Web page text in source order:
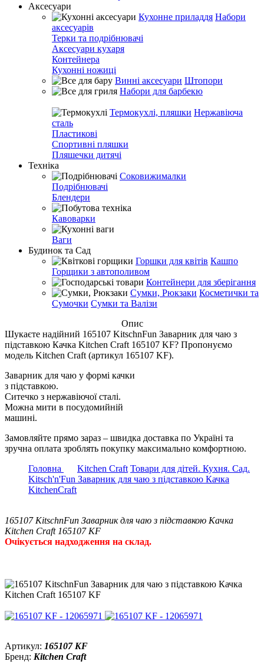
Аксесуари
Кухонне приладдя Набори
аксесуарів
Терки та подрібнювачі
Аксесуари кухаря
Контейнера
Кухонні ножиці
Винні аксесуари Штопори
Набори для барбекю
Термокухлі, пляшки Нержавіюча
сталь
Пластикові
Спортивні пляшки
Пляшечки дитячі
Техніка
Соковижималки
Подрібнювачі
Блендери
Кавоварки
Ваги
Будинок та Сад
Горшки для квітів Кашпо
Горщики з автополивом
Контейнери для зберігання
Сумки, Рюкзаки Косметички та
Сумочки Сумки та Валізи
Опис
Шукаєте надійний 165107 KitschnFun Заварник для чаю з
підставкою Качка Kitchen Craft 165107 KF? Пропонуємо
модель Kitchen Craft (артикул 165107 KF).
Заварник для чаю у формі качки
з підставкою.
Ситечко з нержавіючої сталі.
Можна мити в посудомийній
машині.
Замовляйте прямо зараз – швидка доставка по Україні та
зручна оплата зроблять покупку максимально комфортною.
Головна
Kitchen Craft Товари для дітей. Кухня. Сад.
Kitsch'n'Fun Заварник для чаю з підставкою Качка
KitchenCraft
165107 KitschnFun Заварник для чаю з підставкою Качка
Kitchen Craft 165107 KF
Очікується надходження на склад.
Артикул: 165107 KF
Бренд: Kitchen Craft